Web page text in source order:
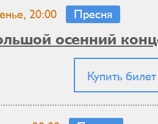
20:00 Пресня
осенний
Купить билет